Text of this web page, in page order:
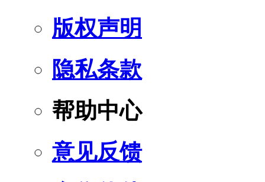
版权声明
隐私条款
帮助中心
意见反馈